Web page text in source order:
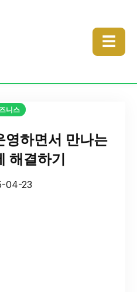
☰
니스
영하면서 만나는
해결하기
04-23